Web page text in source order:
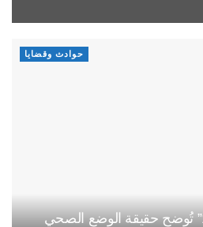
حوادث وقضايا
إدارة سجن “العرجات 1” تُوضح حقيقة الوضع الصحي